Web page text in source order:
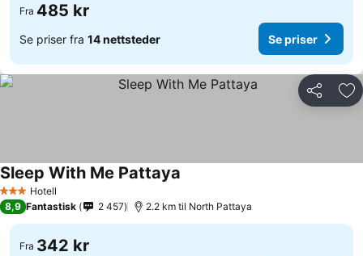
Fra 485 kr
Se priser fra 14 nettsteder Se priser
Del
3 StjernerHotell
Sleep With Me Pattaya
8,9 Fantastisk 2 457 2.2 km til North Pattaya
Fra 342 kr